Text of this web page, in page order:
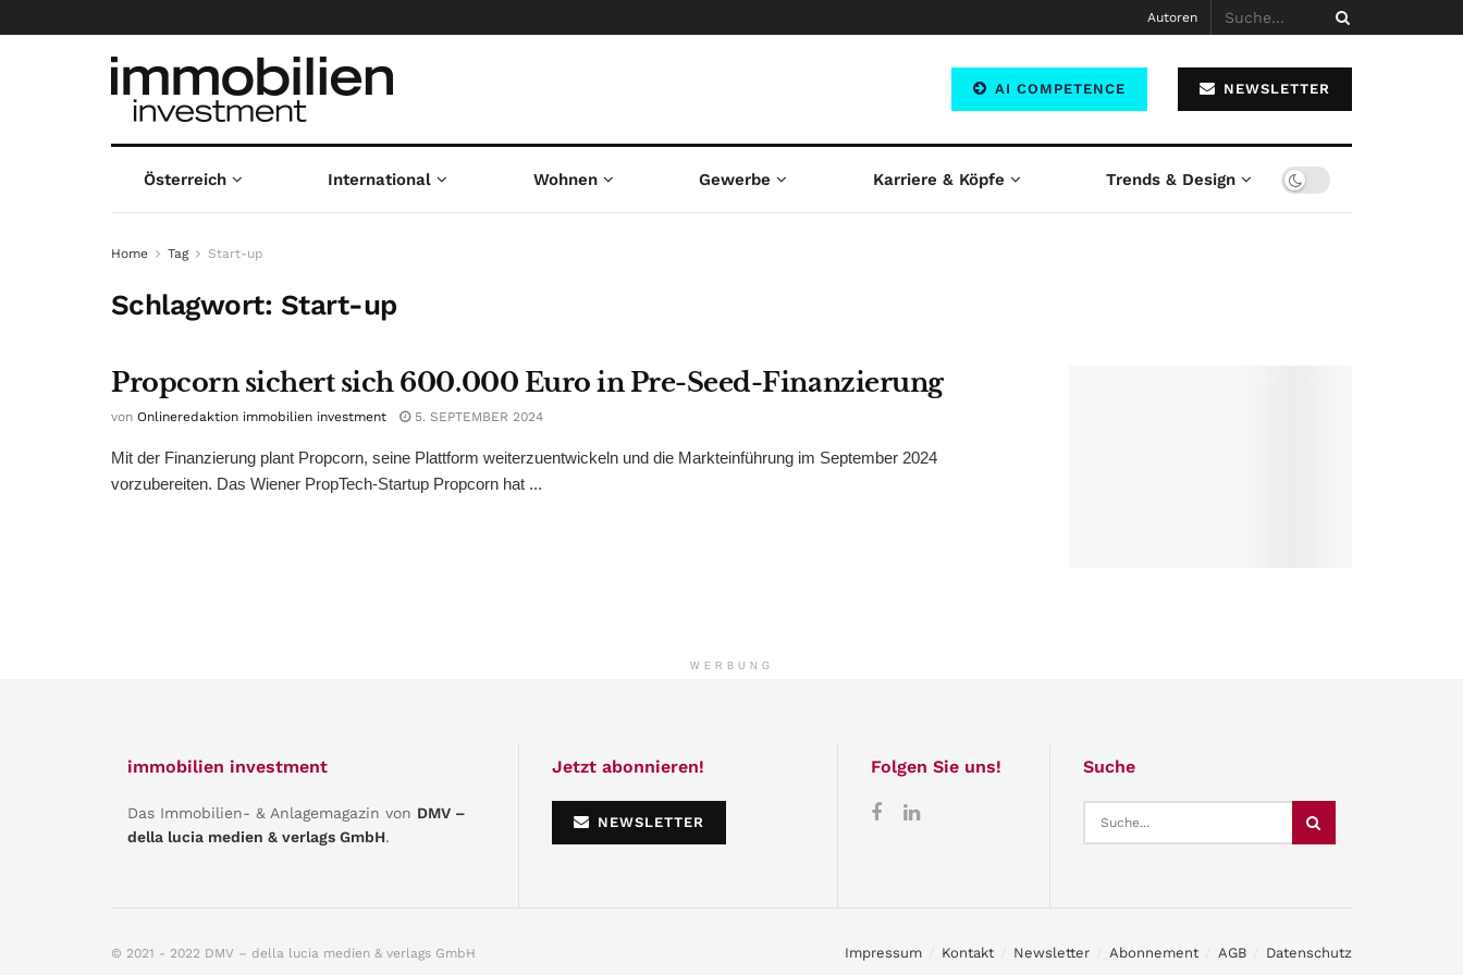
Autoren
AI COMPETENCE NEWSLETTER
Österreich International Wohnen Gewerbe Karriere & Köpfe Trends & Design
Home Tag Start-up
Schlagwort: Start-up
Propcorn sichert sich 600.000 Euro in Pre-Seed-Finanzierung
von Onlineredaktion immobilien investment 5. SEPTEMBER 2024
Mit der Finanzierung plant Propcorn, seine Plattform weiterzuentwickeln und die Markteinführung im September 2024
vorzubereiten. Das Wiener PropTech-Startup Propcorn hat ...
WERBUNG
immobilien investment
Das Immobilien- & Anlagemagazin von DMV –
della lucia medien & verlags GmbH.
Jetzt abonnieren!
NEWSLETTER
Folgen Sie uns! Suche
Impressum Kontakt Newsletter Abonnement AGB Datenschutz
© 2021 - 2022 DMV – della lucia medien & verlags GmbH